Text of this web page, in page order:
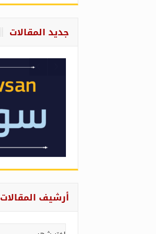
جديد المقالات
أرشيف المقالات
أرشيف